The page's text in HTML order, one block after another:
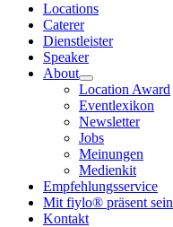
Locations
Caterer
Dienstleister
Speaker
About
Location Award
Eventlexikon
Newsletter
Jobs
Meinungen
Medienkit
Empfehlungsservice
Mit fiylo® präsent sein
Kontakt